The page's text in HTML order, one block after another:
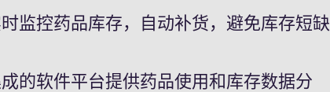
监控药品库存，自动补货，避免库存短缺
成的软件平台提供药品使用和库存数据分